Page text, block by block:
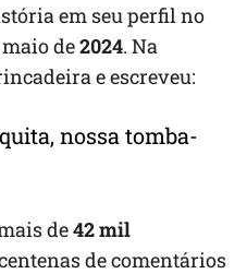
em seu perfil no
maio de2024. Na
e escreveu:
nossa tomba-
de42 mil
de comentários